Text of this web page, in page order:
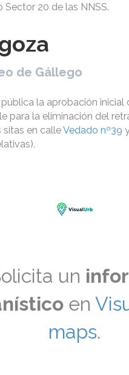
Sector 20 de las NNSS.
de Gállego
pública la aprobación inicial
para la eliminación del
sitas en calleVedado nº39
un
en
maps.